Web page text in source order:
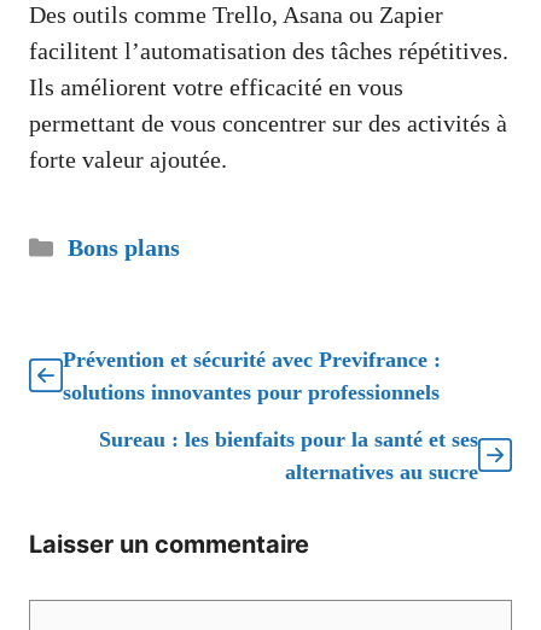
Des outils comme Trello, Asana ou Zapier
facilitent l’automatisation des tâches répétitives.
Ils améliorent votre efficacité en vous
permettant de vous concentrer sur des activités à
forte valeur ajoutée.
Catégories
Bons plans
Prévention et sécurité avec Previfrance :
solutions innovantes pour professionnels
Sureau : les bienfaits pour la santé et ses
alternatives au sucre
Laisser un commentaire